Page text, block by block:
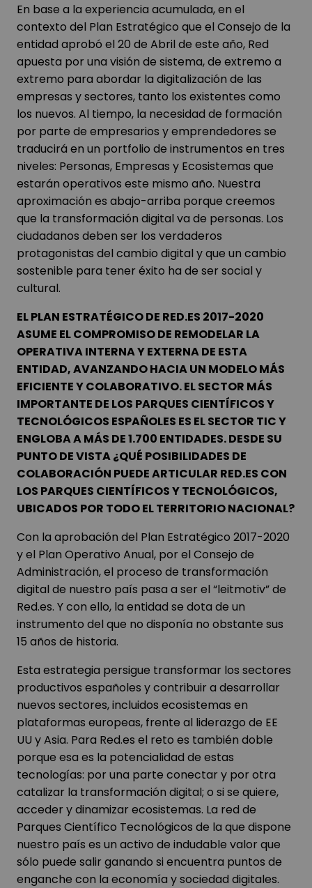
En base a la experiencia acumulada, en el
contexto del Plan Estratégico que el Consejo de la
entidad aprobó el 20 de Abril de este año, Red
apuesta por una visión de sistema, de extremo a
extremo para abordar la digitalización de las
empresas y sectores, tanto los existentes como
los nuevos. Al tiempo, la necesidad de formación
por parte de empresarios y emprendedores se
traducirá en un portfolio de instrumentos en tres
niveles: Personas, Empresas y Ecosistemas que
estarán operativos este mismo año. Nuestra
aproximación es abajo-arriba porque creemos
que la transformación digital va de personas. Los
ciudadanos deben ser los verdaderos
protagonistas del cambio digital y que un cambio
sostenible para tener éxito ha de ser social y
cultural.
EL PLAN ESTRATÉGICO DE RED.ES 2017-2020
ASUME EL COMPROMISO DE REMODELAR LA
OPERATIVA INTERNA Y EXTERNA DE ESTA
ENTIDAD, AVANZANDO HACIA UN MODELO MÁS
EFICIENTE Y COLABORATIVO. EL SECTOR MÁS
IMPORTANTE DE LOS PARQUES CIENTÍFICOS Y
TECNOLÓGICOS ESPAÑOLES ES EL SECTOR TIC Y
ENGLOBA A MÁS DE 1.700 ENTIDADES. DESDE SU
PUNTO DE VISTA ¿QUÉ POSIBILIDADES DE
COLABORACIÓN PUEDE ARTICULAR RED.ES CON
LOS PARQUES CIENTÍFICOS Y TECNOLÓGICOS,
UBICADOS POR TODO EL TERRITORIO NACIONAL?
Con la aprobación del Plan Estratégico 2017-2020
y el Plan Operativo Anual, por el Consejo de
Administración, el proceso de transformación
digital de nuestro país pasa a ser el “leitmotiv” de
Red.es. Y con ello, la entidad se dota de un
instrumento del que no disponía no obstante sus
15 años de historia.
Esta estrategia persigue transformar los sectores
productivos españoles y contribuir a desarrollar
nuevos sectores, incluidos ecosistemas en
plataformas europeas, frente al liderazgo de EE
UU y Asia. Para Red.es el reto es también doble
porque esa es la potencialidad de estas
tecnologías: por una parte conectar y por otra
catalizar la transformación digital; o si se quiere,
acceder y dinamizar ecosistemas. La red de
Parques Científico Tecnológicos de la que dispone
nuestro país es un activo de indudable valor que
sólo puede salir ganando si encuentra puntos de
enganche con la economía y sociedad digitales.